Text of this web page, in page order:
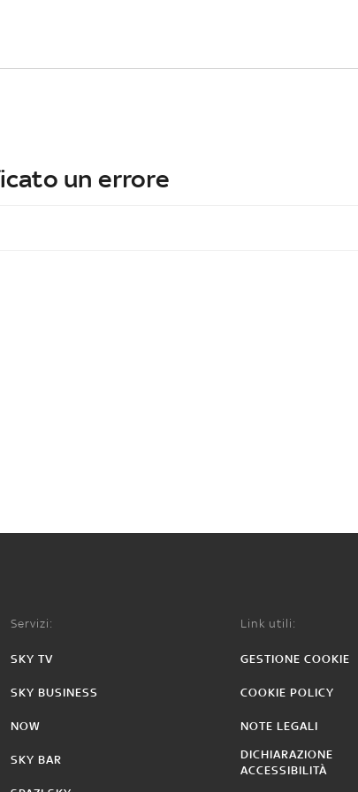
un errore
Servizi:
SKY TV
SKY BUSINESS
NOW
SKY BAR
Link utili:
GESTIONE COOKIE
COOKIE POLICY
NOTE LEGALI
DICHIARAZIONE
ACCESSIBILITÀ